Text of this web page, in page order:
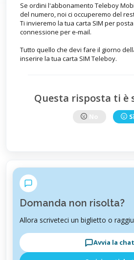
Se ordini l'abbonamento Teleboy
del numero, noi ci occuperemo del
Ti invieremo la tua carta SIM per
connessione per e-mail.
Tutto quello che devi fare il giorno
inserire la tua carta SIM Teleboy.
Questa risposta ti è
Sì
Domanda non risolta?
Allora scriveteci un biglietto o
Avvia la chat